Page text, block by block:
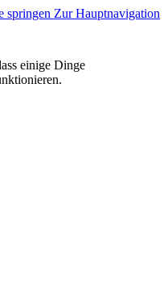
springen Zur Hauptnavigation
einige Dinge